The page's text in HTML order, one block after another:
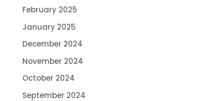
February 2025
January 2025
December 2024
November 2024
October 2024
September 2024